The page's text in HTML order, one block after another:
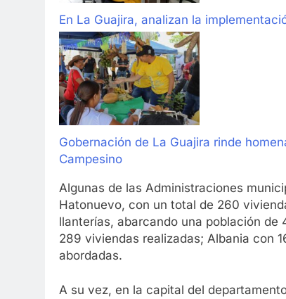
En La Guajira, analizan la
Gobernación de La Guajira rinde
Campesino
Algunas de las Administraciones
Hatonuevo, con un total de 260
llanterías, abarcando una población
289 viviendas realizadas; Albania con
abordadas.
A su vez, en la capital del